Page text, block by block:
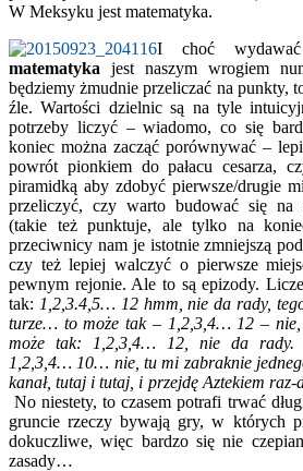
W Meksyku jest matematyka.
I choć
matematyka jest naszym wrogiem
będziemy żmudnie przeliczać na punkty,
źle. Wartości dzielnic są na tyle
potrzeby liczyć – wiadomo, co się
koniec można zacząć porównywać –
powrót pionkiem do pałacu cesarza,
piramidką aby zdobyć pierwsze/drugie
przeliczyć, czy warto budować się na
(takie też punktuje, ale tylko na
przeciwnicy nam je istotnie zmniejszą
czy też lepiej walczyć o pierwsze
pewnym rejonie. Ale to są epizody.
tak: 1,2,3.4,5… 12 hmm, nie da rady,
turze… to może tak – 1,2,3,4… 12 –
może tak: 1,2,3,4… 12, nie da rady.
1,2,3,4… 10… nie, tu mi zabraknie
kanał, tutaj i tutaj, i przejdę Aztekiem
No niestety, to czasem potrafi trwać
gruncie rzeczy bywają gry, w których
dokuczliwe, więc bardzo się nie
zasady…